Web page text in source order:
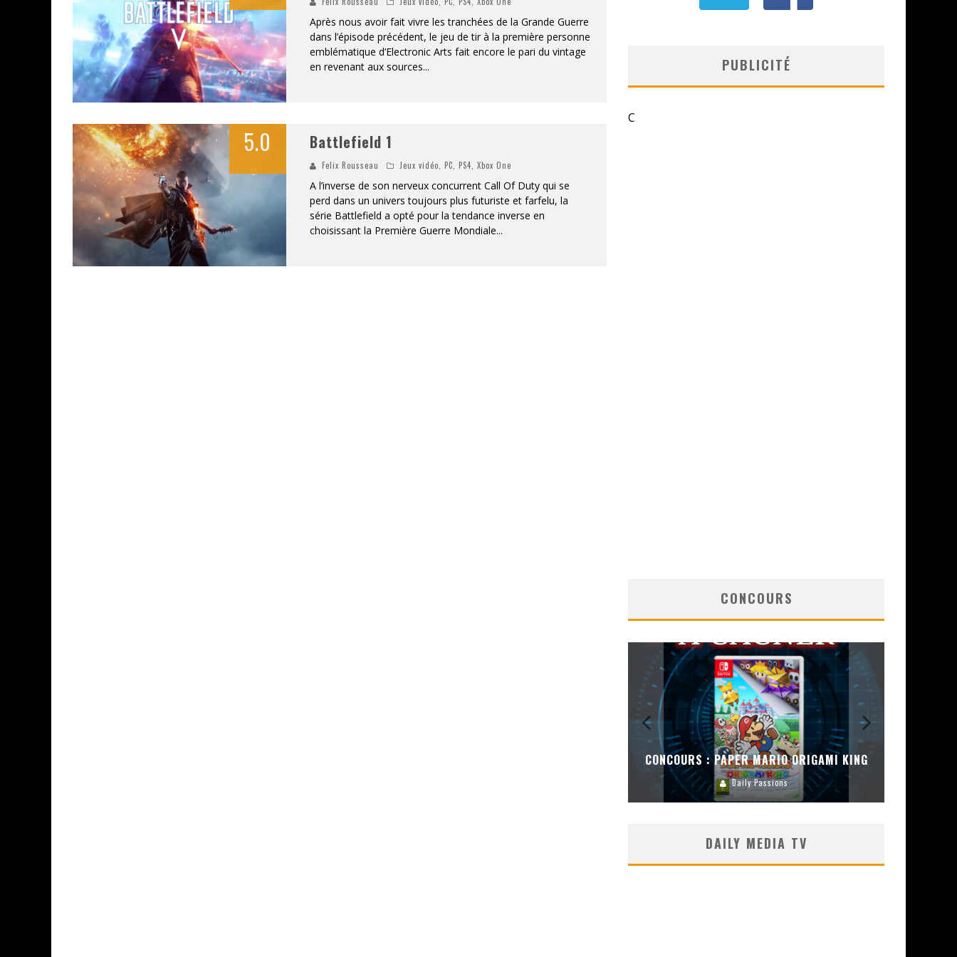
ASSASSIN'S CREED BLACK FLAG RESYNCED
« LE VENT DAND LES SAULES » - UNE BELLE HISTOIRE !
« DAMN THEM ALL » - UN DUO DE CHOC !
« WOLF-MAN / INTEGRALE TOMES 1 ET 2 » - CRUELLE VENGEANCE !
Après nous avoir fait vivre les tranchées de la Grande Guerre
dans l’épisode précédent, le jeu de tir à la première personne
emblématique d’Electronic Arts fait encore le pari du vintage
en revenant aux sources...
5.0 Battlefield 1
Felix Rousseau Jeux vidéo PC PS4 Xbox One
A l’inverse de son nerveux concurrent Call Of Duty qui se
perd dans un univers toujours plus futuriste et farfelu, la
série Battlefield a opté pour la tendance inverse en
choisissant la Première Guerre Mondiale...
PUBLICITÉ
C
CONCOURS
CONCOURS : PAPER MARIO ORIGAMI KING
Daily Passions
DAILY MEDIA TV